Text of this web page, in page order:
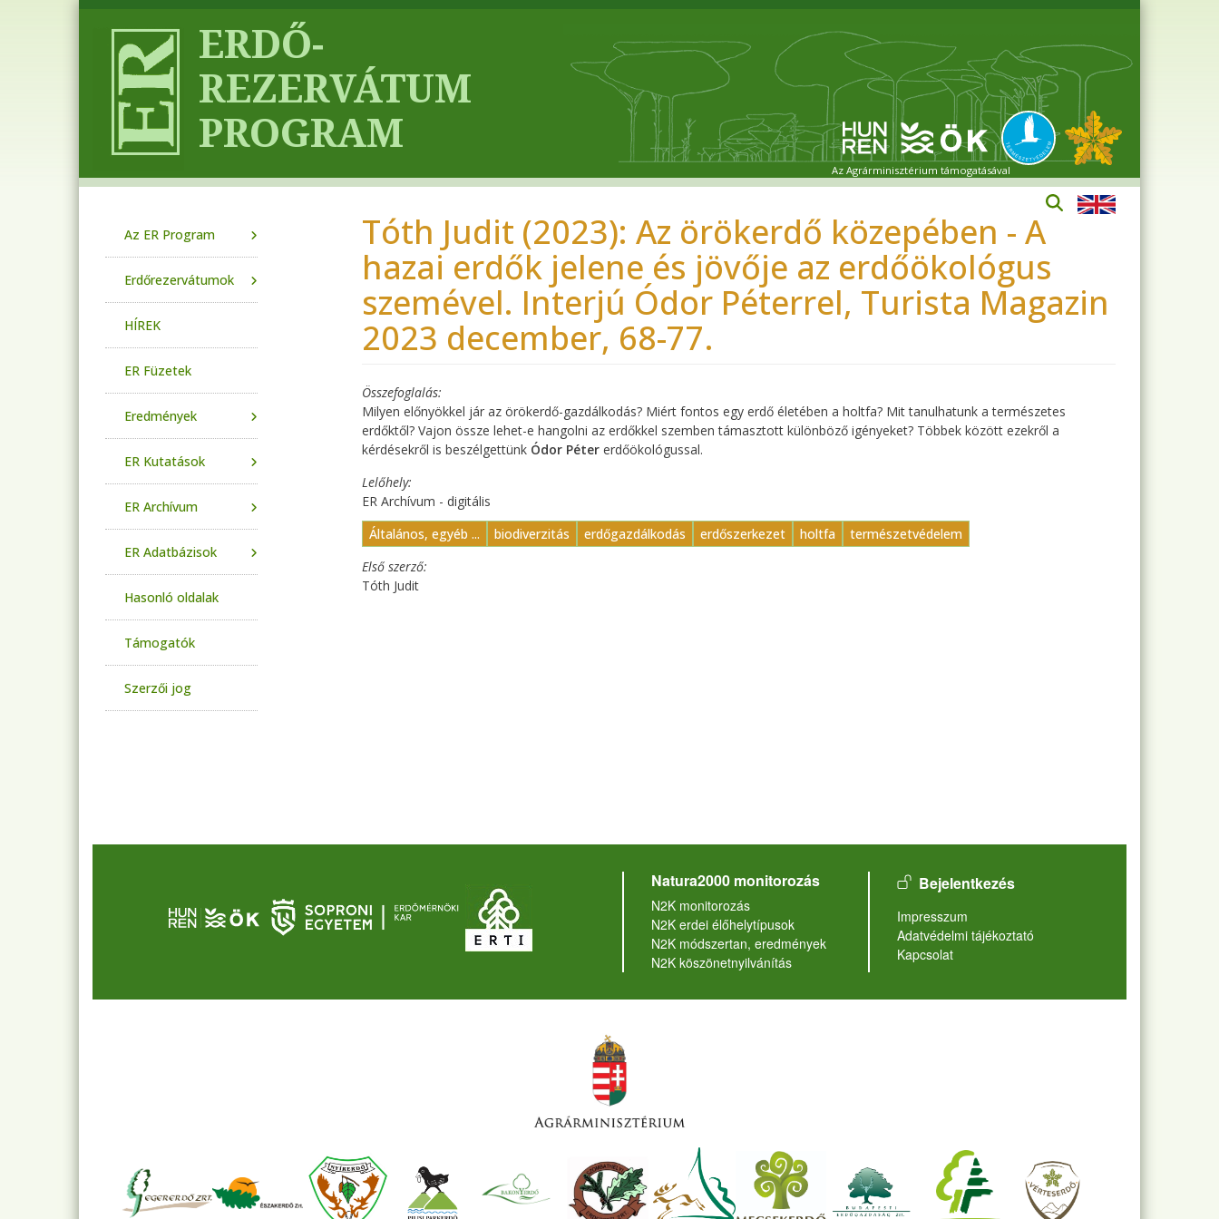
Az Agrárminisztérium támogatásával
Tóth Judit (2023): Az örökerdő közepében - A
hazai erdők jelene és jövője az erdőökológus
szemével. Interjú Ódor Péterrel, Turista Magazin
2023 december, 68-77.
Összefoglalás
Milyen előnyökkel jár az örökerdő-gazdálkodás? Miért fontos egy erdő életében a holtfa? Mit tanulhatunk a természetes
erdőktől? Vajon össze lehet-e hangolni az erdőkkel szemben támasztott különböző igényeket? Többek között ezekről a
kérdésekről is beszélgettünk Ódor Péter erdőökológussal.
Lelőhely
ER Archívum - digitális
Általános, egyéb ...
biodiverzitás erdőgazdálkodás erdőszerkezet holtfa
természetvédelem
Első szerző
Tóth Judit
Az ER Program
Erdőrezervátumok
HÍREK
ER Füzetek
Eredmények
ER Kutatások
ER Archívum
ER Adatbázisok
Hasonló oldalak
Támogatók
Szerzői jog
Natura2000 monitorozás
N2K monitorozás
N2K erdei élőhelytípusok
N2K módszertan, eredmények
N2K köszönetnyilvánítás
User account menu
Bejelentkezés
Lábléc
Impresszum
Adatvédelmi tájékoztató
Kapcsolat